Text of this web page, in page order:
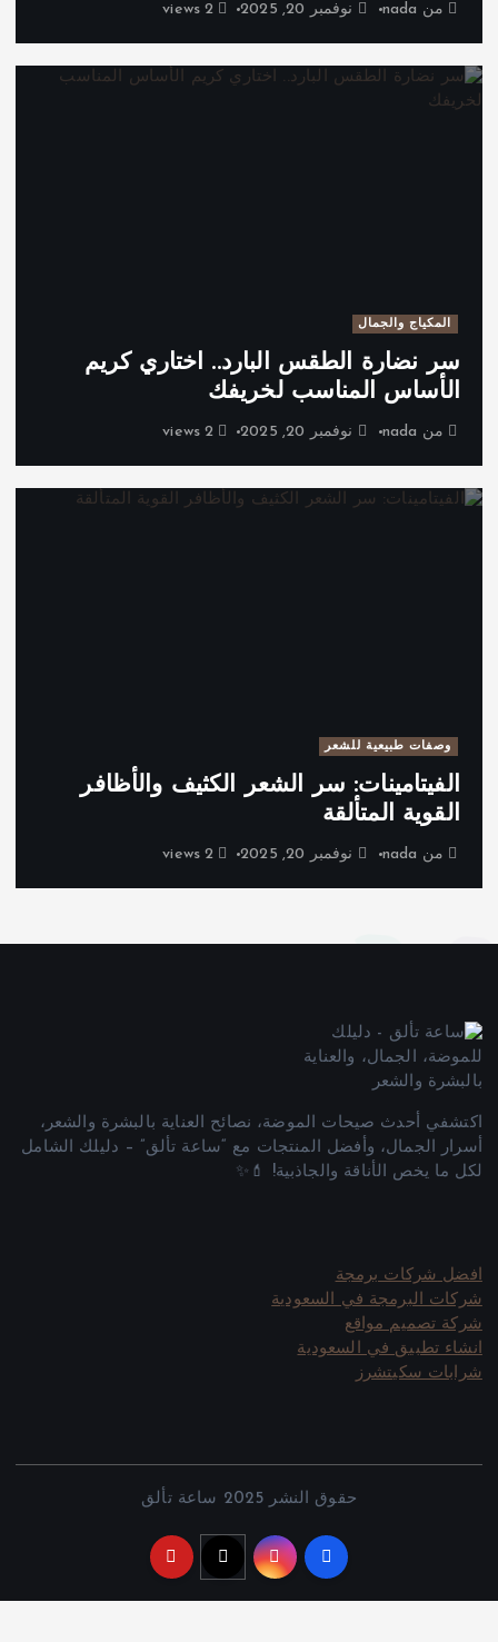
من nada نوفمبر 20, 2025
المكياج والجمال
سر نضارة الطقس البارد.. اختاري كريم
الأساس المناسب لخريفك
من nada نوفمبر 20, 2025
وصفات طبيعية للشعر
الفيتامينات: سر الشعر الكثيف والأظافر
القوية المتألقة
من nada نوفمبر 20, 2025
اكتشفي أحدث صيحات الموضة، نصائح العناية بالبشرة والشعر،
أسرار الجمال، وأفضل المنتجات مع “ساعة تألق” – دليلك الشامل
لكل ما يخص الأناقة والجاذبية! 💄✨
افضل شركات برمجة
شركات البرمجة في السعودية
شركة تصميم مواقع
انشاء تطبيق في السعودية
شرابات سكيتشرز
حقوق النشر 2025 ساعة تألق